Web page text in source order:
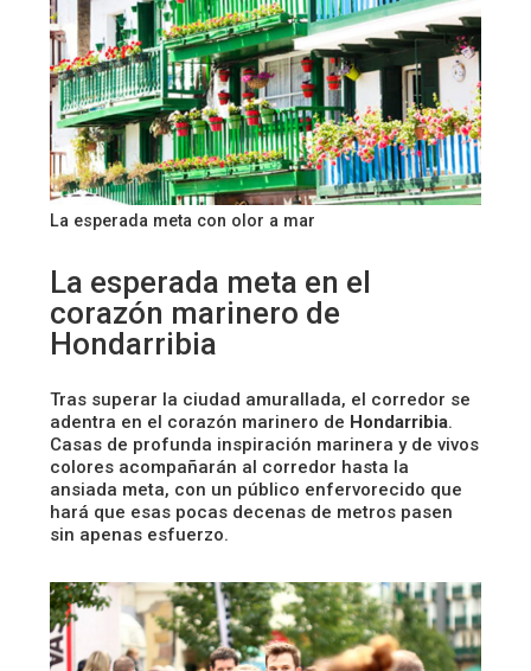
La esperada meta con olor a mar
La esperada meta en el
corazón marinero de
Hondarribia
Tras superar la ciudad amurallada, el corredor se
adentra en el corazón marinero de Hondarribia.
Casas de profunda inspiración marinera y de vivos
colores acompañarán al corredor hasta la
ansiada meta, con un público enfervorecido que
hará que esas pocas decenas de metros pasen
sin apenas esfuerzo.